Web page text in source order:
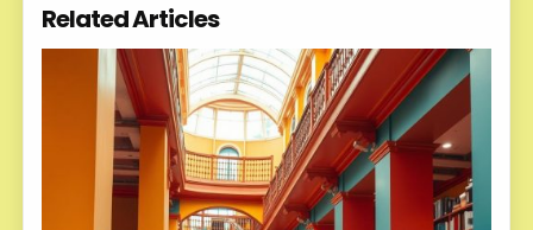
Related Articles